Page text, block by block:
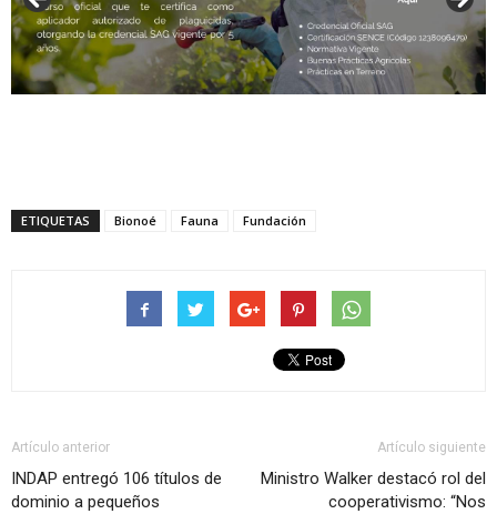
ETIQUETAS Bionoé Fauna Fundación
Artículo anterior
INDAP entregó 106 títulos de
dominio a pequeños
Artículo siguiente
Ministro Walker destacó rol del
cooperativismo: “Nos